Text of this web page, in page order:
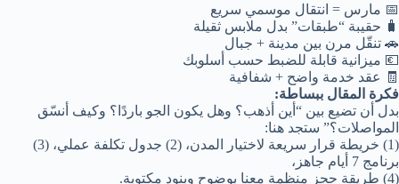
📅 مارس = انتقال موسمي سريع
🧳 حقيبة “طبقات” بدل ملابس ثقيلة
🚗 تنقّل مرن بين مدينة + جبال
💶 ميزانية قابلة للضبط حسب أسلوبك
🧾 عقد خدمة واضح + شفافية
فكرة المقال ببساطة:
بدل أن تضيع بين “أين أذهب؟ وهل يكون الجو باردًا؟ وكيف أنسّق
المواصلات؟” ستجد هنا:
(1) خريطة قرار سريعة لاختيار المدن، (2) جدول تكلفة عملي، (3)
برنامج 7 أيام جاهز،
(4) طريقة حجز منظمة معنا بوضوح وبنود مكتوبة.